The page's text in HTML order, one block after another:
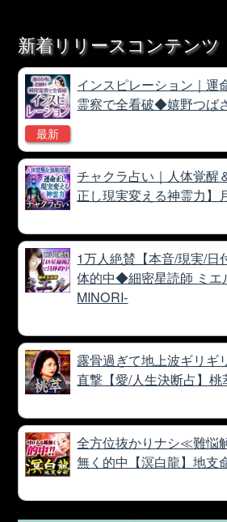
新着リリースコンテンツ
最新
インスピレーション｜運
霊察で全看破◆嬉野つば
チャクラ占い｜人体覚醒
正し現実変える神霊力】
1万人絶賛【本音/現実/日
体的中◆細密星読師 ミエ
MINORI-
露骨過ぎて地上波ギリギ
直撃【愛/人生決断占】桃
全方位抜かりナシ≪難悩
無く的中【溟白龍】地支